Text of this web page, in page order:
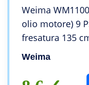
Weima
olio motore) 9
fresatura 135
blocco
Weima